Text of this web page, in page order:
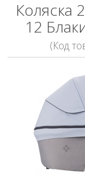
Коляска
12
(Код